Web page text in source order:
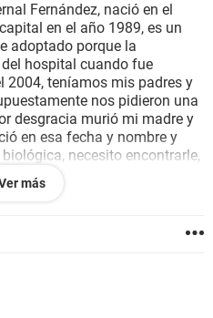
Fernández, nació en el
en el año 1989, es un
adoptado porque la
hospital cuando fue
2004, teníamos mis padres y
nos pidieron una
desgracia murió mi madre y
en esa fecha y nombre y
necesito encontrarle,
(aroa bernal). Muchas
más